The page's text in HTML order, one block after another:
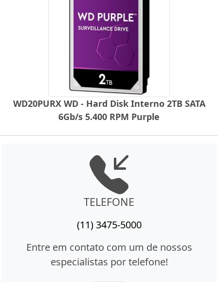
WD20PURX WD - Hard Disk Interno 2TB SATA
6Gb/s 5.400 RPM Purple
TELEFONE
(11) 3475-5000
Entre em contato com um de nossos
especialistas por telefone!